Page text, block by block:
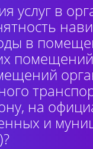
услуг в
в
на
и